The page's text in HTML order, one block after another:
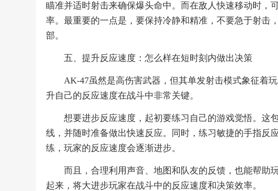
瞄准并适时射击来确保爆头命中。而在敌人快速移动时，
率。最重要的一点是，要保持冷静和精准，不要急于射击
部。
五、提升反应速度：怎么样在短时刻内做出决策
AK-47虽然是高伤害武器，但其单发射击模式象征着
升自己的反应速度在战斗中非常关键。
想要进步反应速度，起初要练习自己的游戏觉悟。这
线，并随时准备做出快速反应。同时，练习敏捷的手指反
练，玩家的反应速度会逐渐进步。
而且，合理利用声音、地图和队友的反馈，也能帮助
起来，将大进步玩家在战斗中的反应速度和决策效率。